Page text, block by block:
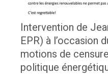
Intervention de
EPR) à l’occasion
motions de
politique